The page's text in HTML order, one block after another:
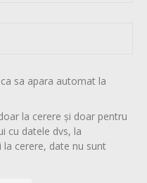
sa apara automat la
la cerere și doar pentru
cu datele dvs, la
cerere, date nu sunt